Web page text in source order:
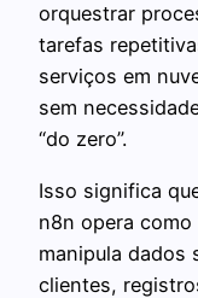
orquestrar
tarefas
serviços em
sem
“do zero”.
Isso significa
n8n opera como
manipula dados
clientes,